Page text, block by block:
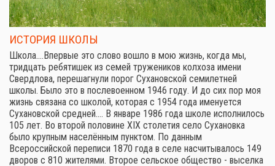
ИСТОРИЯ ШКОЛЫ
Школа.…Впервые это слово вошло в мою жизнь, когда мы,
тридцать ребятишек из семей тружеников колхоза имени
Свердлова, перешагнули порог Сухановской семилетней
школы. Было это в послевоенном 1946 году. И до сих пор моя
жизнь связана со школой, которая с 1954 года именуется
Сухановской средней.… В январе 1986 года школе исполнилось
105 лет. Во второй половине XIX столетия село Сухановка
было крупным населённым пунктом. По данным
Всероссийской переписи 1870 года в селе насчитывалось 149
дворов с 810 жителями. Второе сельское общество - выселка